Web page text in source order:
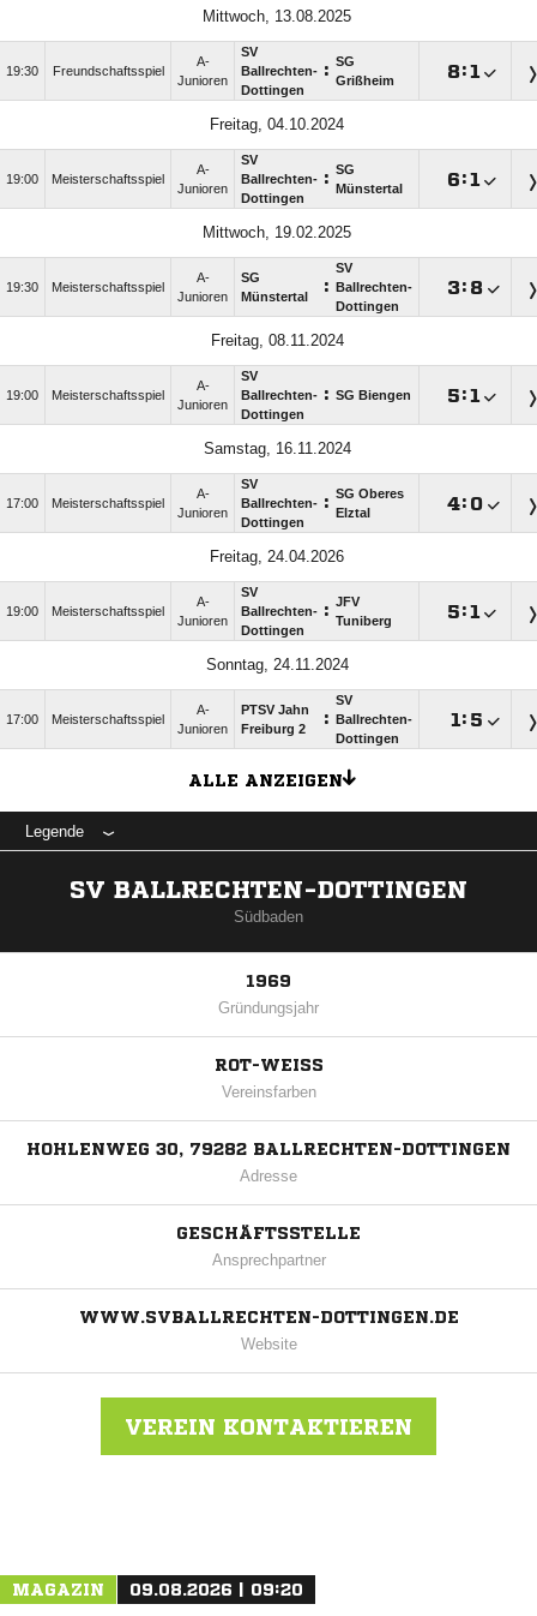
Mittwoch, 13.08.2025
19:30 Freundschaftsspiel
A-
Junioren
SV
Ballrechten-
Dottingen
: SG
Grißheim
:
Freitag, 04.10.2024
19:00 Meisterschaftsspiel
A-
Junioren
SV
Ballrechten-
Dottingen
: SG
Münstertal
:
Mittwoch, 19.02.2025
19:30 Meisterschaftsspiel
A-
Junioren
SG
Münstertal
:
SV
Ballrechten-
Dottingen
: 
Freitag, 08.11.2024
19:00 Meisterschaftsspiel
A-
Junioren
SV
Ballrechten-
Dottingen
: SG Biengen :
Samstag, 16.11.2024
17:00 Meisterschaftsspiel
A-
Junioren
SV
Ballrechten-
Dottingen
: SG Oberes
Elztal
: 
Freitag, 24.04.2026
19:00 Meisterschaftsspiel
A-
Junioren
SV
Ballrechten-
Dottingen
: JFV
Tuniberg
:
Sonntag, 24.11.2024
17:00 Meisterschaftsspiel
A-
Junioren
PTSV Jahn
Freiburg 2
:
SV
Ballrechten-
Dottingen
: 
ALLE ANZEIGEN
Legende
SV BALLRECHTEN-DOTTINGEN
Südbaden
1969
Gründungsjahr
ROT-WEISS
Vereinsfarben
HOHLENWEG 30, 79282 BALLRECHTEN-DOTTINGEN
Adresse
GESCHÄFTSSTELLE
Ansprechpartner
WWW.SVBALLRECHTEN-DOTTINGEN.DE
Website
VEREIN KONTAKTIEREN
MAGAZIN 09.08.2026 | 09:20